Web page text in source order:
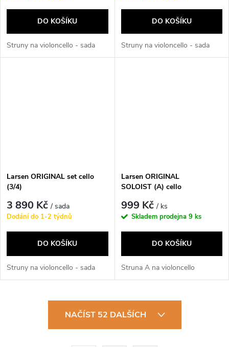
DO KOŠÍKU
Struny na violoncello - sada
DO KOŠÍKU
Struny na violoncello - sada
Larsen ORIGINAL set cello
(3/4)
3 890 Kč/ sada
Dodání do 1-2 týdnů
DO KOŠÍKU
Struny na violoncello - sada
Larsen ORIGINAL
SOLOIST (A) cello
999 Kč/ ks
Skladem prodejna 9 ks
DO KOŠÍKU
Struna A na violoncello
NAČÍST 52 DALŠÍCH